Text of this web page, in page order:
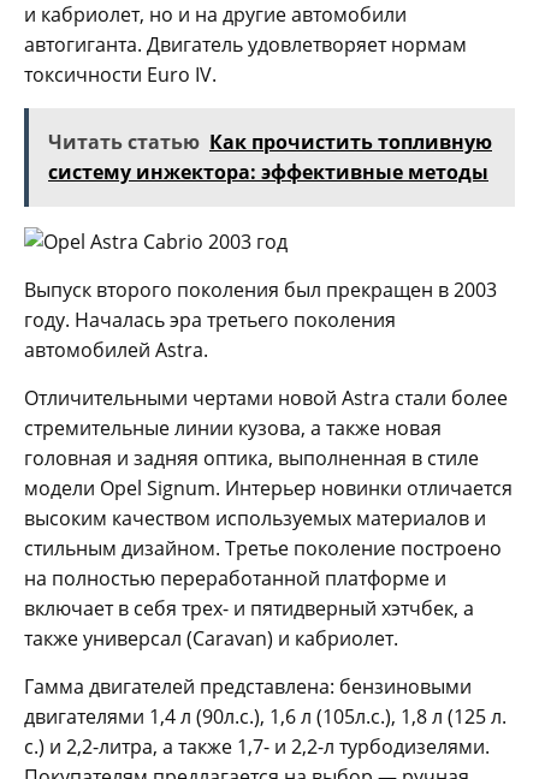
и кабриолет, но и на другие автомобили
автогиганта. Двигатель удовлетворяет нормам
токсичности Euro IV.
Читать статью Как прочистить топливную
систему инжектора: эффективные методы
Выпуск второго поколения был прекращен в 2003
году. Началась эра третьего поколения
автомобилей Astra.
Отличительными чертами новой Astra стали более
стремительные линии кузова, а также новая
головная и задняя оптика, выполненная в стиле
модели Opel Signum. Интерьер новинки отличается
высоким качеством используемых материалов и
стильным дизайном. Третье поколение построено
на полностью переработанной платформе и
включает в себя трех- и пятидверный хэтчбек, а
также универсал (Caravan) и кабриолет.
Гамма двигателей представлена: бензиновыми
двигателями 1,4 л (90л.с.), 1,6 л (105л.с.), 1,8 л (125 л.
с.) и 2,2-литра, а также 1,7- и 2,2-л турбодизелями.